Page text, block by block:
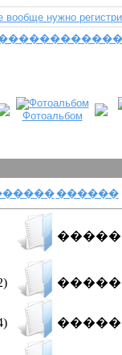
вообще нужно
Фотоальбом
������